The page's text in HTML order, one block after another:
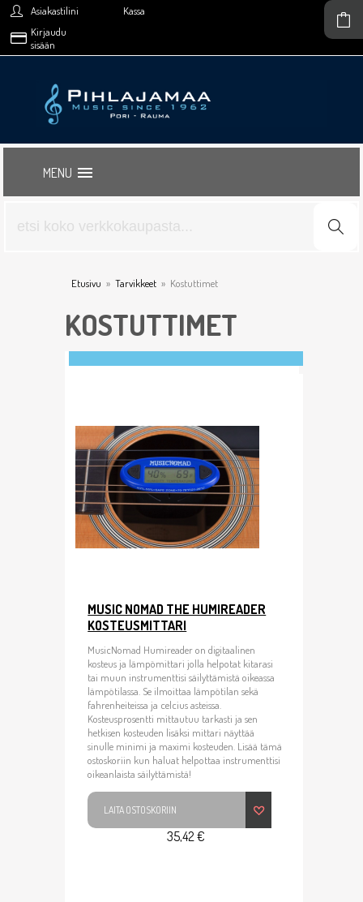
Asiakastilini
Kassa
Kirjaudu
sisään
MENU
Etusivu » Tarvikkeet » Kostuttimet
KOSTUTTIMET
MUSIC NOMAD THE HUMIREADER
KOSTEUSMITTARI
MusicNomad Humireader on digitaalinen
kosteus ja lämpömittari jolla helpotat kitarasi
tai muun instrumenttisi säilyttämistä oikeassa
lämpötilassa. Se ilmoittaa lämpötilan sekä
fahrenheiteissa ja celcius asteissa.
Kosteusprosentti mittautuu tarkasti ja sen
hetkisen kosteuden lisäksi mittari näyttää
sinulle minimi ja maximi kosteuden. Lisää tämä
ostoskoriin kun haluat helpottaa instrumenttisi
oikeanlaista säilyttämistä!
LAITA OSTOSKORIIN
35,42 €